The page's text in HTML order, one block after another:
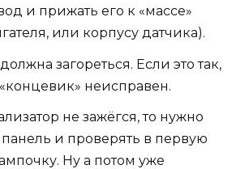
и прижать его к «массе»
или корпусу датчика).
загореться. Если это так,
«концевик» неисправен.
не зажёгся, то нужно
панель и проверять в первую
Ну а потом уже